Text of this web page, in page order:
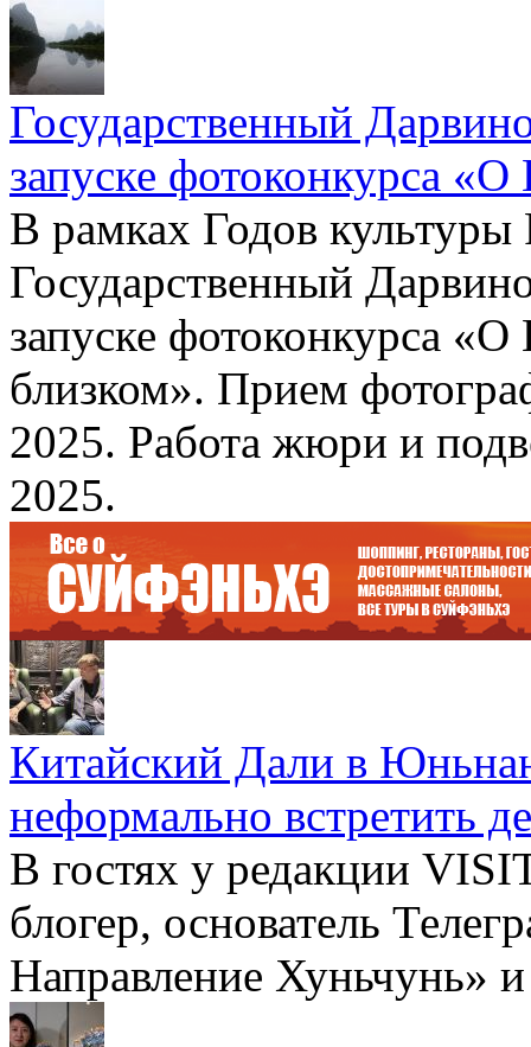
Государственный
запуске фотоконкурса
В рамках Годов культуры
Государственный
запуске фотоконкурса
близком». Прием
2025. Работа жюри и
2025.
Китайский Дали в
неформально встретить
В гостях у редакции
блогер, основатель
Направление Хуньчунь»